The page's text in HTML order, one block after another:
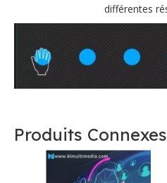
différentes
Produits Connexes